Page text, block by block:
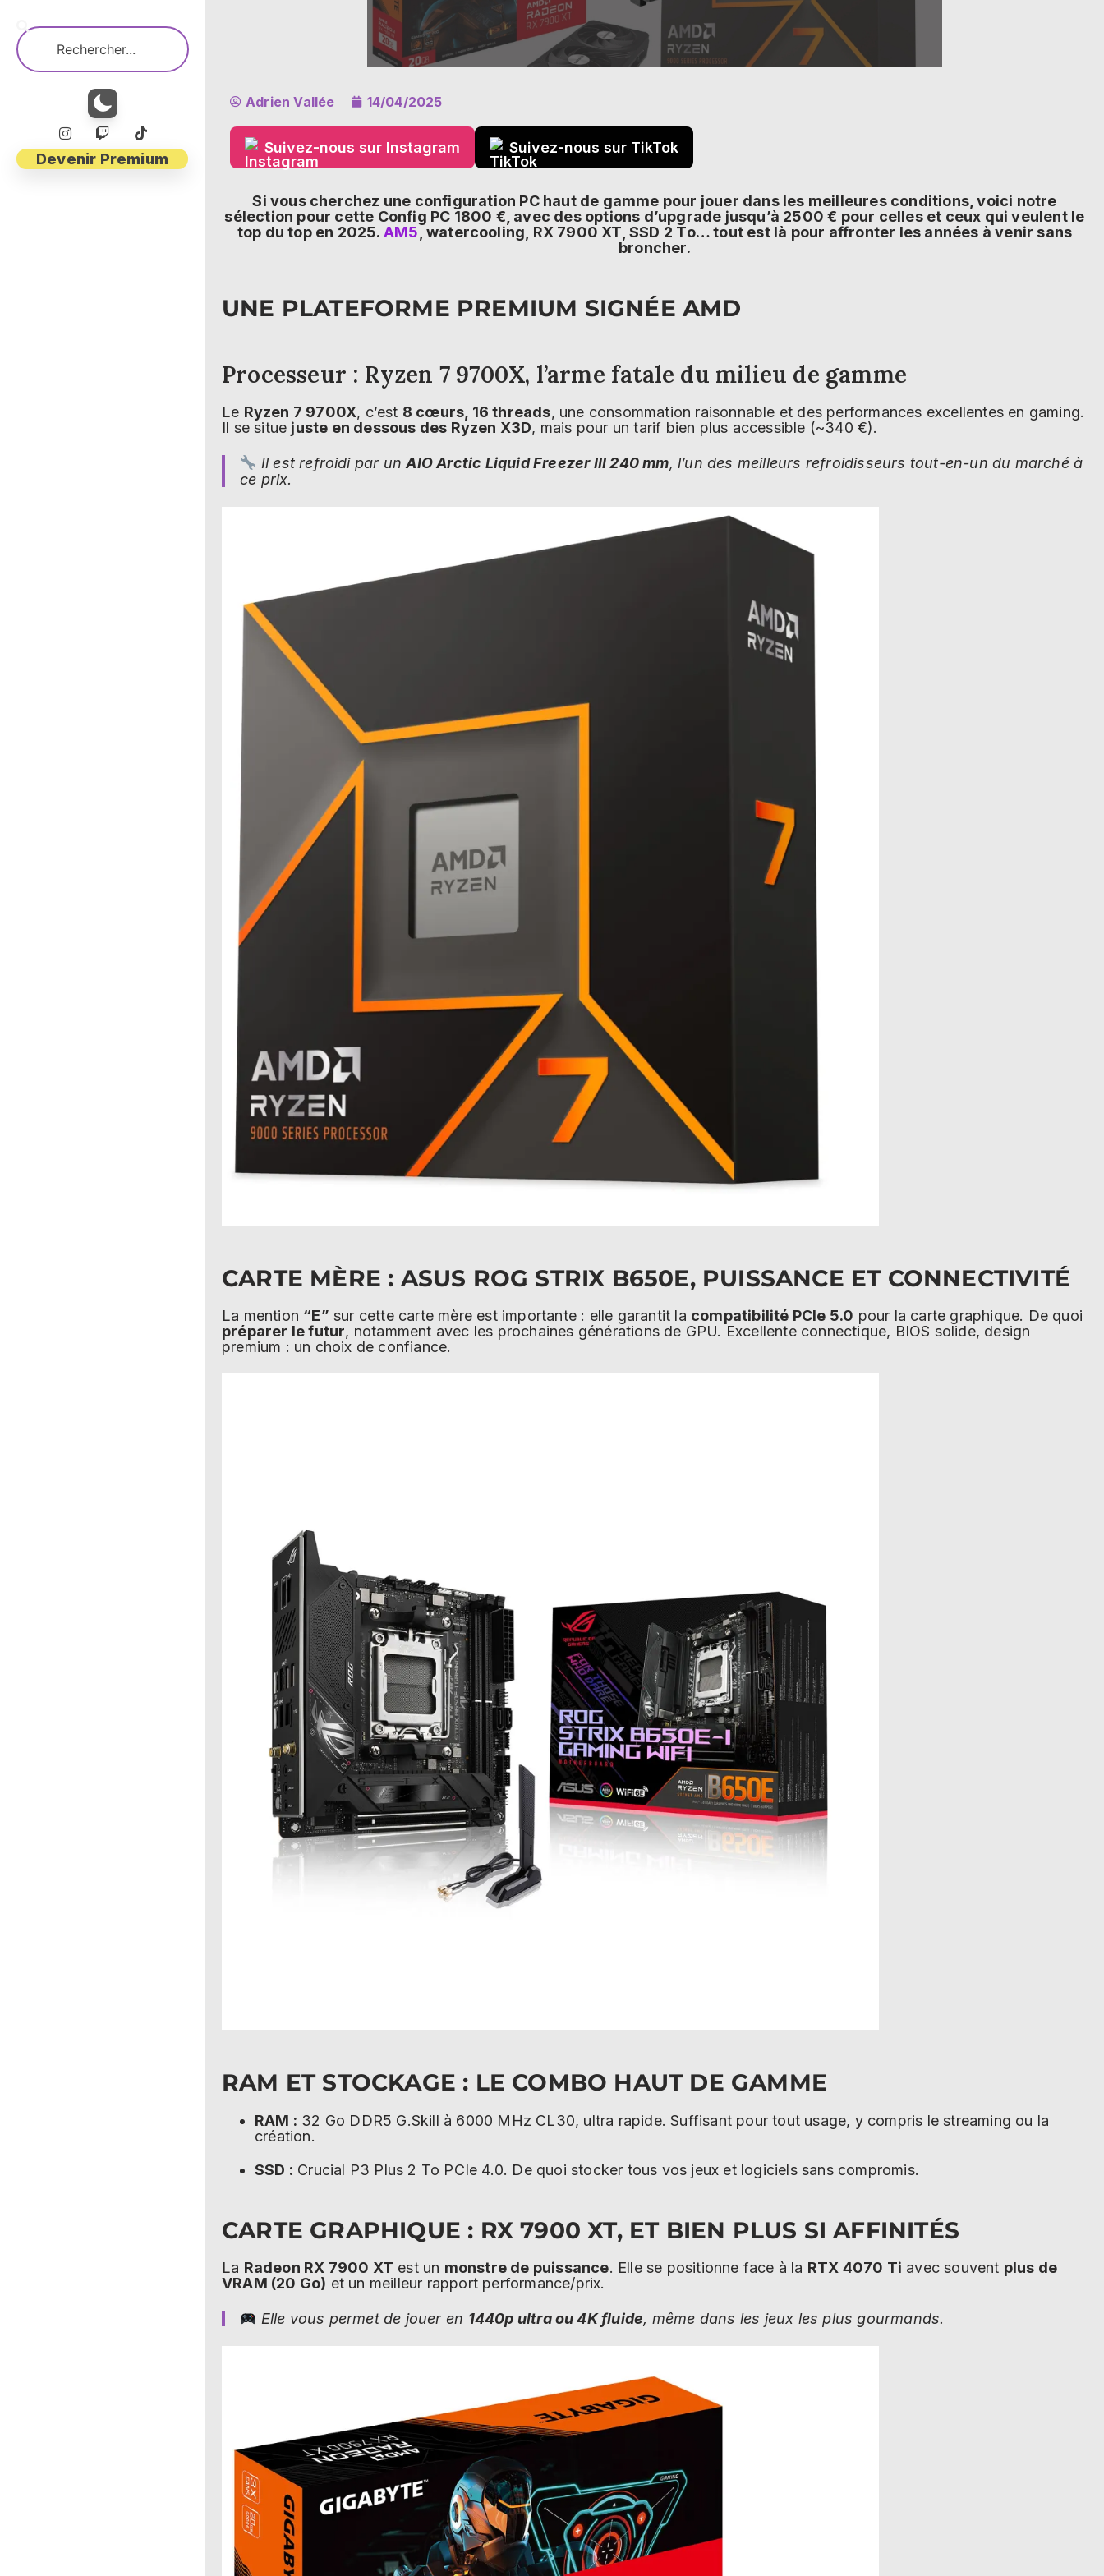
Devenir Premium
Adrien Vallée 14/04/2025
Suivez-nous sur Instagram Suivez-nous sur TikTok
Si vous cherchez une configuration PC haut de gamme pour jouer dans les meilleures conditions, voici notre
sélection pour cette Config PC 1800 €, avec des options d’upgrade jusqu’à 2500 € pour celles et ceux qui veulent le
top du top en 2025. AM5, watercooling, RX 7900 XT, SSD 2 To… tout est là pour affronter les années à venir sans
broncher.
UNE PLATEFORME PREMIUM SIGNÉE AMD
Processeur : Ryzen 7 9700X, l’arme fatale du milieu de gamme
Le Ryzen 7 9700X, c’est 8 cœurs, 16 threads, une consommation raisonnable et des performances excellentes en gaming.
Il se situe juste en dessous des Ryzen X3D, mais pour un tarif bien plus accessible (~340 €).
Il est refroidi par unAIO Arctic Liquid Freezer III 240 mm, l’un des meilleurs refroidisseurs tout-en-un du marché à
ce prix.
CARTE MÈRE : ASUS ROG STRIX B650E, PUISSANCE ET CONNECTIVITÉ
La mention “E” sur cette carte mère est importante : elle garantit la compatibilité PCIe 5.0 pour la carte graphique. De quoi
préparer le futur, notamment avec les prochaines générations de GPU. Excellente connectique, BIOS solide, design
premium : un choix de confiance.
RAM ET STOCKAGE : LE COMBO HAUT DE GAMME
RAM : 32 Go DDR5 G.Skill à 6000 MHz CL30, ultra rapide. Suffisant pour tout usage, y compris le streaming ou la
création.
SSD : Crucial P3 Plus 2 To PCIe 4.0. De quoi stocker tous vos jeux et logiciels sans compromis.
CARTE GRAPHIQUE : RX 7900 XT, ET BIEN PLUS SI AFFINITÉS
La Radeon RX 7900 XT est un monstre de puissance. Elle se positionne face à la RTX 4070 Ti avec souvent plus de
VRAM (20 Go) et un meilleur rapport performance/prix.
Elle vous permet de jouer en 1440p ultra ou 4K fluide, même dans les jeux les plus gourmands.